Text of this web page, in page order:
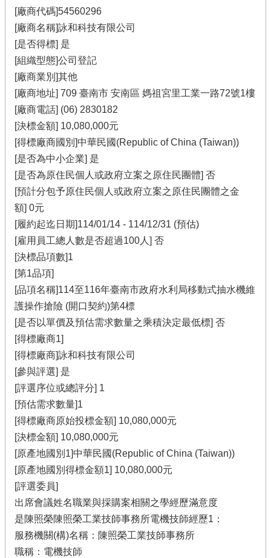
[廠商代碼]54560296
[廠商名稱]詠和科技有限公司
[是否得標] 是
[組織型態]公司登記
[廠商業別]其他
[廠商地址] 709 臺南市 安南區 媽祖宮里工業一路72號1樓
[廠商電話] (06) 2830182
[決標金額] 10,080,000元
[得標廠商國別]中華民國(Republic of China (Taiwan))
[是否為中小企業] 是
[是否為原住民個人或政府立案之原住民團體] 否
[預計分包予原住民個人或政府立案之原住民團體之金
額] 0元
[履約起迄日期]114/01/14 - 114/12/31 (預估)
[雇用員工總人數是否超過100人] 否
[決標品項數]1
[第1品項]
[品項名稱]114至116年臺南市政府水利局移動式抽水機維
護操作搶險 (開口契約)第4標
[是否以單價及預估需求數量之乘積決定最低標] 否
[得標廠商1]
[得標廠商]詠和科技有限公司
[參與評選] 是
[評選序位或總評分] 1
[預估需求數量]1
[得標廠商原始投標金額] 10,080,000元
[決標金額] 10,080,000元
[原產地國別1]中華民國(Republic of China (Taiwan))
[原產地國別得標金額1] 10,080,000元
[評選委員]
出席會議姓名職業與採購案相關之學經歷滿意度
是陳照榮陳照榮工業技師事務所電機技師經歷1：
服務機關(構)名稱：陳照榮工業技師事務所
職稱：電機技師